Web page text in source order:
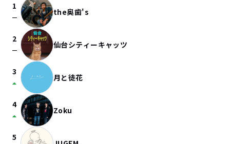
1
check_indeterminate_small the奥歯's
2
check_indeterminate_small 仙台シティーキャッツ
3
arrow_drop_up 月と徒花
4
arrow_drop_up Zoku
5